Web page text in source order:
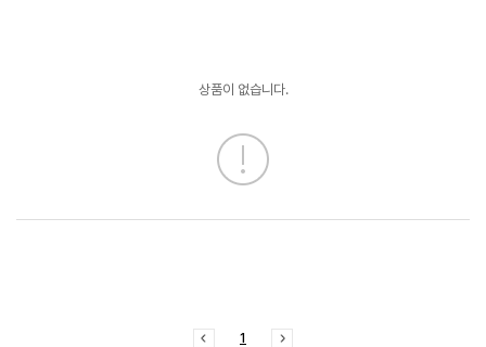
상품이 없습니다.
1